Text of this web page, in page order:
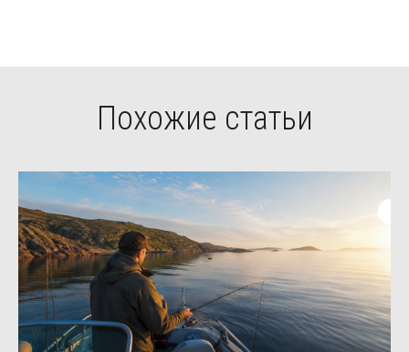
Похожие статьи